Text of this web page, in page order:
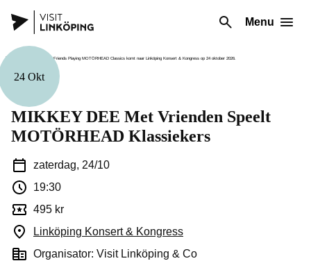
Menu
24 Okt
MIKKEY DEE Met Vrienden Speelt
MOTÖRHEAD Klassiekers
zaterdag, 24/10
19:30
495 kr
Linköping Konsert & Kongress
Organisator: Visit Linköping & Co